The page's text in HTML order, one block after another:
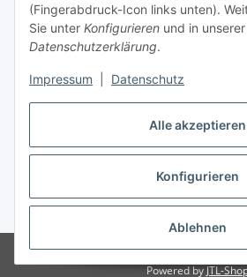
Alle akzeptieren
Konfigurieren
Ablehnen
(Fingerabdruck-Icon links unten).
Sie unter Konfigurieren und in unserer
Datenschutzerklärung.
Impressum Datenschutz
Gesetzliche Informationen
Vertrag
* Alle Preise inkl. gesetzlicher USt., zzgl.
Powered byJTL-